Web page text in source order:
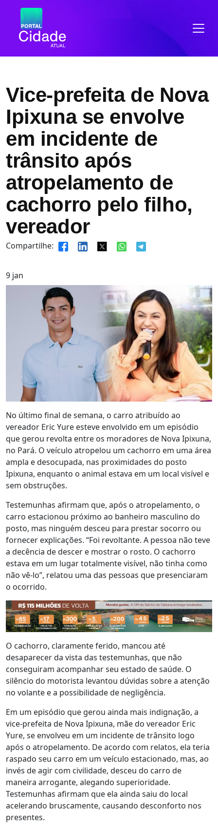
Vice-prefeita de Nova
Ipixuna se envolve
em incidente de
trânsito após
atropelamento de
cachorro pelo filho,
vereador
Compartilhe:
9 jan
No último final de semana, o carro atribuído ao
vereador Eric Yure esteve envolvido em um episódio
que gerou revolta entre os moradores de Nova Ipixuna,
no Pará. O veículo atropelou um cachorro em uma área
ampla e desocupada, nas proximidades do posto
Ipixuna, enquanto o animal estava em um local visível e
sem obstruções.
Testemunhas afirmam que, após o atropelamento, o
carro estacionou próximo ao banheiro masculino do
posto, mas ninguém desceu para prestar socorro ou
fornecer explicações. “Foi revoltante. A pessoa não teve
a decência de descer e mostrar o rosto. O cachorro
estava em um lugar totalmente visível, não tinha como
não vê-lo”, relatou uma das pessoas que presenciaram
o ocorrido.
O cachorro, claramente ferido, mancou até
desaparecer da vista das testemunhas, que não
conseguiram acompanhar seu estado de saúde. O
silêncio do motorista levantou dúvidas sobre a atenção
no volante e a possibilidade de negligência.
Em um episódio que gerou ainda mais indignação, a
vice-prefeita de Nova Ipixuna, mãe do vereador Eric
Yure, se envolveu em um incidente de trânsito logo
após o atropelamento. De acordo com relatos, ela teria
raspado seu carro em um veículo estacionado, mas, ao
invés de agir com civilidade, desceu do carro de
maneira arrogante, alegando superioridade.
Testemunhas afirmam que ela ainda saiu do local
acelerando bruscamente, causando desconforto nos
presentes.